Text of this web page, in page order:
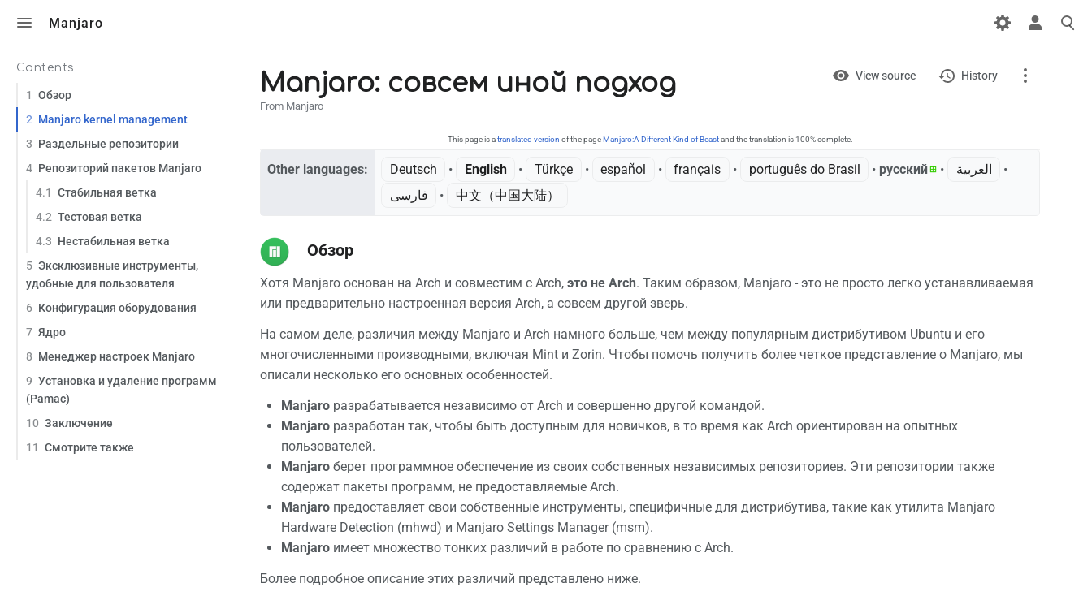
Manjaro
Manjaro: совсем иной подход
From Manjaro
ViewView source History
Permanent link
This page is atranslated version of the pageManjaro:A Different Kind of Beastand the translation is 100% complete.
Other languages: Deutsch • ‎ English • ‎ Türkçe • ‎ español • ‎ français • ‎ português do Brasil • ‎ русский • ‎ العربية
•
فارسی • ‎ 中文（中国大陆）‎
Contents
1
Обзор
2 Manjaro kernel management
3 Раздельные репозитории
4 Репозиторий пакетов Manjaro
4.1
Стабильная ветка
4.2 Тестовая ветка
4.3 Нестабильная ветка
5 Эксклюзивные инструменты,
удобные для пользователя
6 Конфигурация оборудования
7 Ядро
8 Менеджер настроек Manjaro
9 Установка и удаление программ
(Pamac)
10 Заключение
11
Смотрите также
Обзор
Хотя Manjaro основан на Arch и совместим с Arch, это не Arch. Таким образом, Manjaro - это не просто легко устанавливаемая
или предварительно настроенная версия Arch, а совсем другой зверь.
На самом деле, различия между Manjaro и Arch намного больше, чем между популярным дистрибутивом Ubuntu и его
многочисленными производными, включая Mint и Zorin. Чтобы помочь получить более четкое представление о Manjaro, мы
описали несколько его основных особенностей.
Manjaroразрабатывается независимо от Arch и совершенно другой командой.
Manjaroразработан так, чтобы быть доступным для новичков, в то время как Arch ориентирован на опытных
пользователей.
Manjaroберет программное обеспечение из своих собственных независимых репозиториев. Эти репозитории также
содержат пакеты программ, не предоставляемые Arch.
Manjaroпредоставляет свои собственные инструменты, специфичные для дистрибутива, такие как утилита Manjaro
Hardware Detection (mhwd) и Manjaro Settings Manager (msm).
Manjaroимеет множество тонких различий в работе по сравнению с Arch.
Более подробное описание этих различий представлено ниже.